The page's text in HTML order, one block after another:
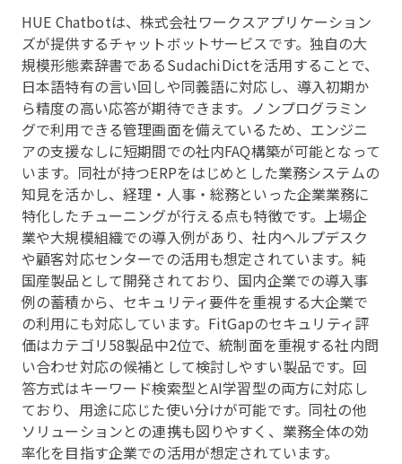
HUE Chatbotは、株式会社ワークスアプリケーション
ズが提供するチャットボットサービスです。独自の大
規模形態素辞書であるSudachiDictを活用することで、
日本語特有の言い回しや同義語に対応し、導入初期か
ら精度の高い応答が期待できます。ノンプログラミン
グで利用できる管理画面を備えているため、エンジニ
アの支援なしに短期間での社内FAQ構築が可能となって
います。同社が持つERPをはじめとした業務システムの
知見を活かし、経理・人事・総務といった企業業務に
特化したチューニングが行える点も特徴です。上場企
業や大規模組織での導入例があり、社内ヘルプデスク
や顧客対応センターでの活用も想定されています。純
国産製品として開発されており、国内企業での導入事
例の蓄積から、セキュリティ要件を重視する大企業で
の利用にも対応しています。FitGapのセキュリティ評
価はカテゴリ58製品中2位で、統制面を重視する社内問
い合わせ対応の候補として検討しやすい製品です。回
答方式はキーワード検索型とAI学習型の両方に対応し
ており、用途に応じた使い分けが可能です。同社の他
ソリューションとの連携も図りやすく、業務全体の効
率化を目指す企業での活用が想定されています。